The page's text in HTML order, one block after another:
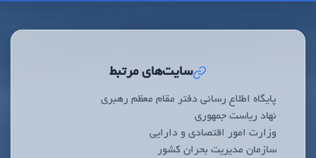
سایت‌های مرتبط
پایگاه اطلاع رسانی دفتر مقام معظم رهبری
نهاد ریاست جمهوری
وزارت امور اقتصادی و دارایی
سازمان مدیریت بحران کشور